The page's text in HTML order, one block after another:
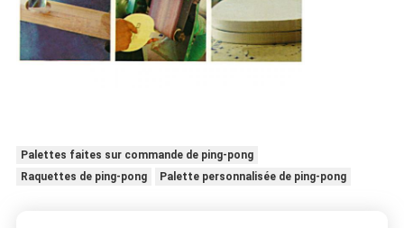
Palettes faites sur commande de ping-pong
Raquettes de ping-pong
Palette personnalisée de ping-pong